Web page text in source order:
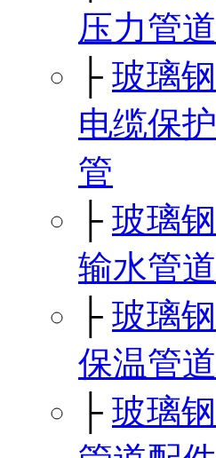
压力管道
├ 玻璃钢
电缆保护
管
├ 玻璃钢
输水管道
├ 玻璃钢
保温管道
├ 玻璃钢